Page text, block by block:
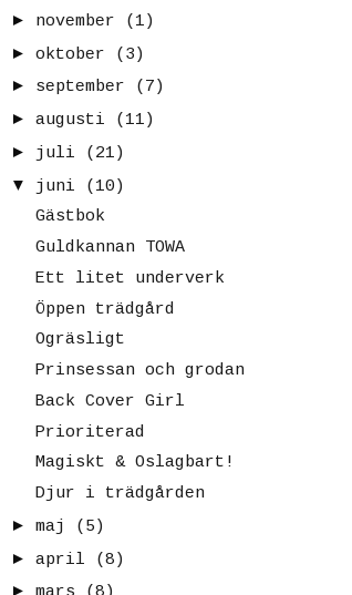
► november
(1)
► oktober
(3)
► september
(7)
► augusti
(11)
► juli
(21)
▼
juni
(10)
Gästbok
Guldkannan TOWA
Ett litet underverk
Öppen trädgård
Ogräsligt
Prinsessan och grodan
Back Cover Girl
Prioriterad
Magiskt & Oslagbart!
Djur i trädgården
► maj
(5)
► april
(8)
►